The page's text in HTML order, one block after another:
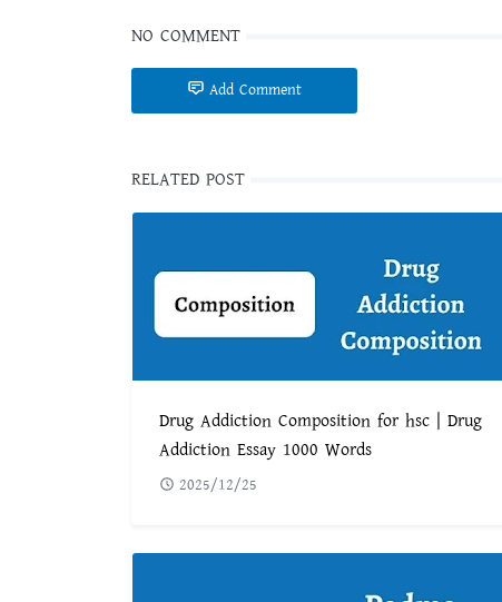
NO COMMENT
Add Comment
RELATED POST
Drug Addiction Composition for hsc | Drug
Addiction Essay 1000 Words
2025/12/25